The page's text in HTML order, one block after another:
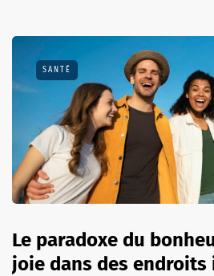
SANTÉ
Le paradoxe du
joie dans des